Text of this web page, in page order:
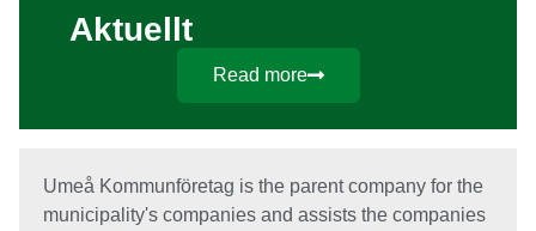
Aktuellt
Read more
Umeå Kommunföretag is the parent company for the
municipality's companies and assists the companies